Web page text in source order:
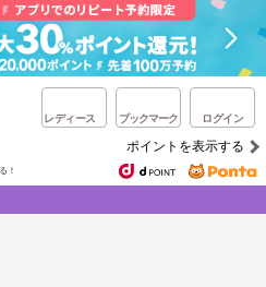
レディース ブックマーク ログイン
ポイントを表示する
！